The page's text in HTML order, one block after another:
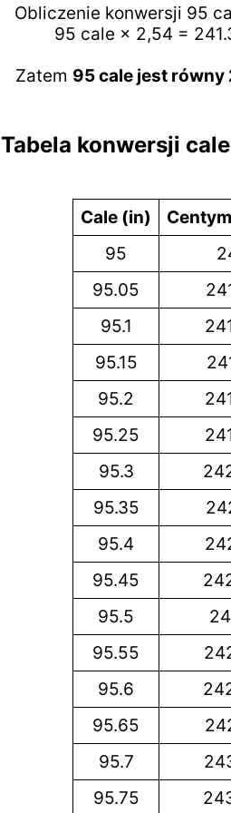
Obliczenie konwersji 95
95 cale × 2,54 =
Zatem 95 cale jest
Tabela konwersji
Cale (in)
95
95.05
95.1
95.15
95.2
95.25
95.3
95.35
95.4
95.45
95.5
95.55
95.6
95.65
95.7
95.75